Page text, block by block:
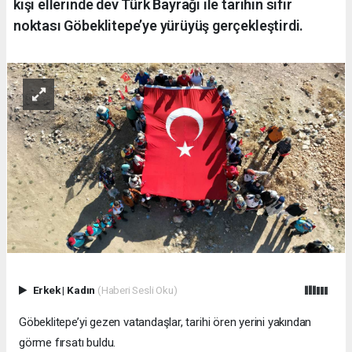
kişi ellerinde dev Türk Bayrağı ile tarihin sıfır
noktası Göbeklitepe’ye yürüyüş gerçekleştirdi.
Erkek| Kadın (Haberi Sesli Oku)
Göbeklitepe’yi gezen vatandaşlar, tarihi ören yerini yakından
görme fırsatı buldu.